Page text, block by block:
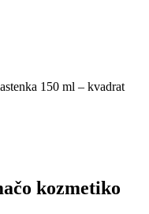
150 ml – kvadrat
kozmetiko